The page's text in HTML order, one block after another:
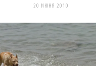
20 ИЮНЯ 2010